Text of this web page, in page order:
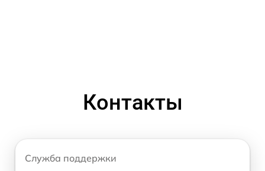
Контакты
Служба поддержки